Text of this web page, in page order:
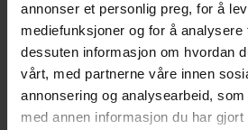
annonser et personlig preg, for å
mediefunksjoner og for å
dessuten informasjon om hvordan
vårt, med partnerne våre innen
annonsering og analysearbeid,
med annen informasjon du har
Regnskapsloven –
Bank, finans og